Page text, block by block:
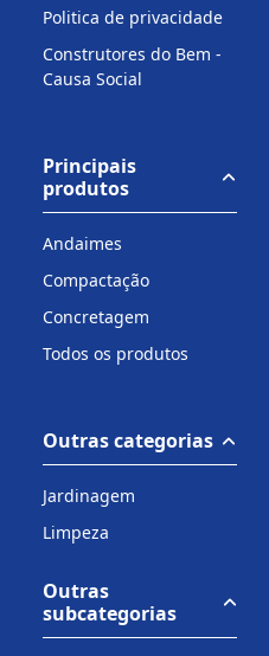
Politica de privacidade
Construtores do Bem -
Causa Social
Principais
produtos
Andaimes
Compactação
Concretagem
Todos os produtos
Outras categorias
Jardinagem
Limpeza
Outras
subcategorias